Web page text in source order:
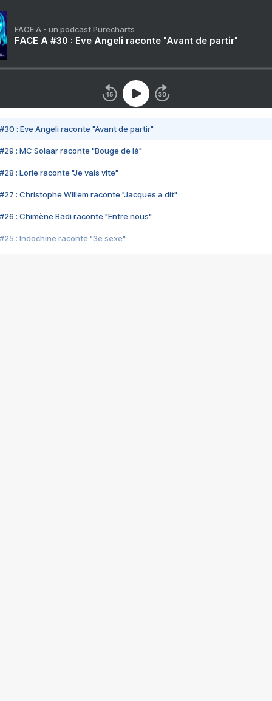
FACE A - un podcast Purecharts
FACE A #30 : Eve Angeli raconte "Avant de partir"
#30 : Eve Angeli raconte "Avant de partir"
#29 : MC Solaar raconte "Bouge de là"
#28 : Lorie raconte "Je vais vite"
#27 : Christophe Willem raconte "Jacques a dit"
#26 : Chimène Badi raconte "Entre nous"
#25 : Indochine raconte "3e sexe"